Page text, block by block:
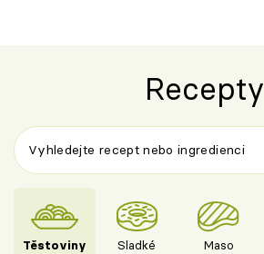
Recepty
Těstoviny Sladké Maso